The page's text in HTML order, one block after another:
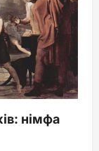
німфа